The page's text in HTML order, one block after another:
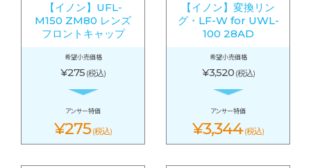
【イノン】UFL-
M150 ZM80 レンズ
フロントキャップ
希望小売価格
¥275 (税込)
アンサー特価
¥275 (税込)
【イノン】変換リン
グ・LF-W for UWL-
100 28AD
希望小売価格
¥3,520 (税込)
アンサー特価
¥3,344 (税込)